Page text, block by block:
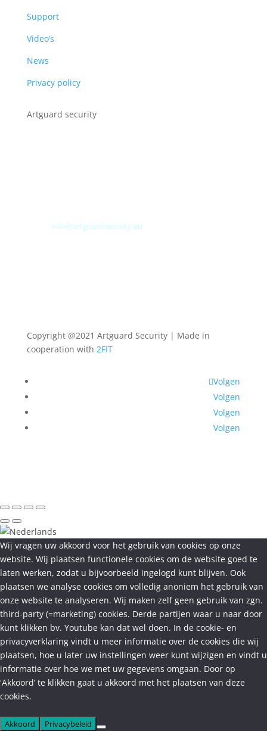
Support
Video’s
News
Privacy policy
Artguard security
info@artguardsecurity.eu
Copyright @2021 Artguard Security | Made in
cooperation with 2FIT
Volgen
Volgen
Volgen
Volgen
Wij vragen uw akkoord voor het gebruik van cookies op onze
website. Wij plaatsen functionele cookies om de website goed te
laten werken, zodat u bijvoorbeeld ingelogd kunt blijven. Ook
plaatsen we analyse cookies om volledig anoniem het gebruik van
onze website te analyseren. Wij maken zelf geen gebruik van zgn.
third-party (=marketing) cookies. Derde partijen waar u naar door
kunt klikken bv. Youtube kan dat wel doen. In de cookie- en
privacyverklaring vindt u meer informatie over de cookies die wij
plaatsen, hoe u later uw instellingen weer kunt wijzigen en vindt u
informatie over hoe we met uw gegevens omgaan. Door op
'Akkoord’ te klikken gaat u akkoord met het plaatsen van deze
cookies.
Akkoord Privacybeleid